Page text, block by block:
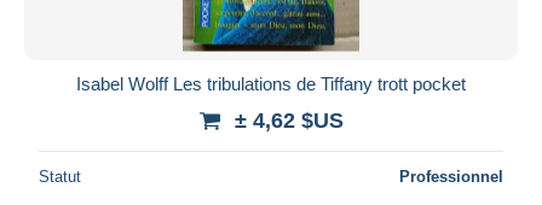
Isabel Wolff Les tribulations de Tiffany trott pocket
± 4,62 $US
Statut Professionnel